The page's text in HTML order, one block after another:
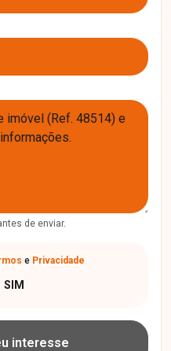
de enviar.
e Privacidade
interesse